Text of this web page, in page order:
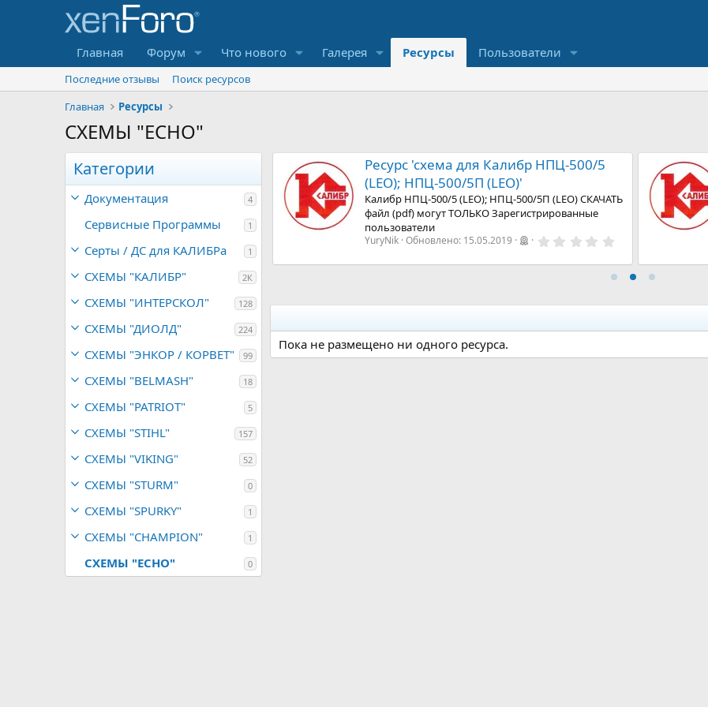
Главная Форум Что нового Галерея Ресурсы Пользователи
Последние отзывы
Поиск ресурсов
Главная
Ресурсы
СХЕМЫ "ECHO"
Категории
Документация 4
Сервисные Программы 1
Серты / ДC для КАЛИБРа 1
СХЕМЫ "КАЛИБР" 2К
СХЕМЫ "ИНТЕРСКОЛ" 128
СХЕМЫ "ДИОЛД" 224
СХЕМЫ "ЭНКОР / КОРВЕТ" 99
СХЕМЫ "BELMASH" 18
СХЕМЫ "PATRIOT" 5
СХЕМЫ "STIHL" 157
СХЕМЫ "VIKING" 52
СХЕМЫ "STURM" 0
СХЕМЫ "SPURKY" 1
СХЕМЫ "CHAMPION" 1
СХЕМЫ "ECHO" 0
'схема для Калибр
750/25НК (JM/GDW)'
НПЦ-750/25НК (JM/GDW) КУПИТЬ ЗАПЧАСТИ
пользователи
,
0
0
з
в
е
д
Ресурс 'схема для Калибр НПЦ-500/5
(LEO); НПЦ-500/5П (LEO)'
Калибр НПЦ-500/5 (LEO); НПЦ-500/5П (LEO) СКАЧАТЬ
файл (pdf) могут ТОЛЬКО Зарегистрированные
пользователи
YuryNik Обновлено: 15.05.2019 0
0
0
з
е
д
Пока не размещено ни одного ресурса.